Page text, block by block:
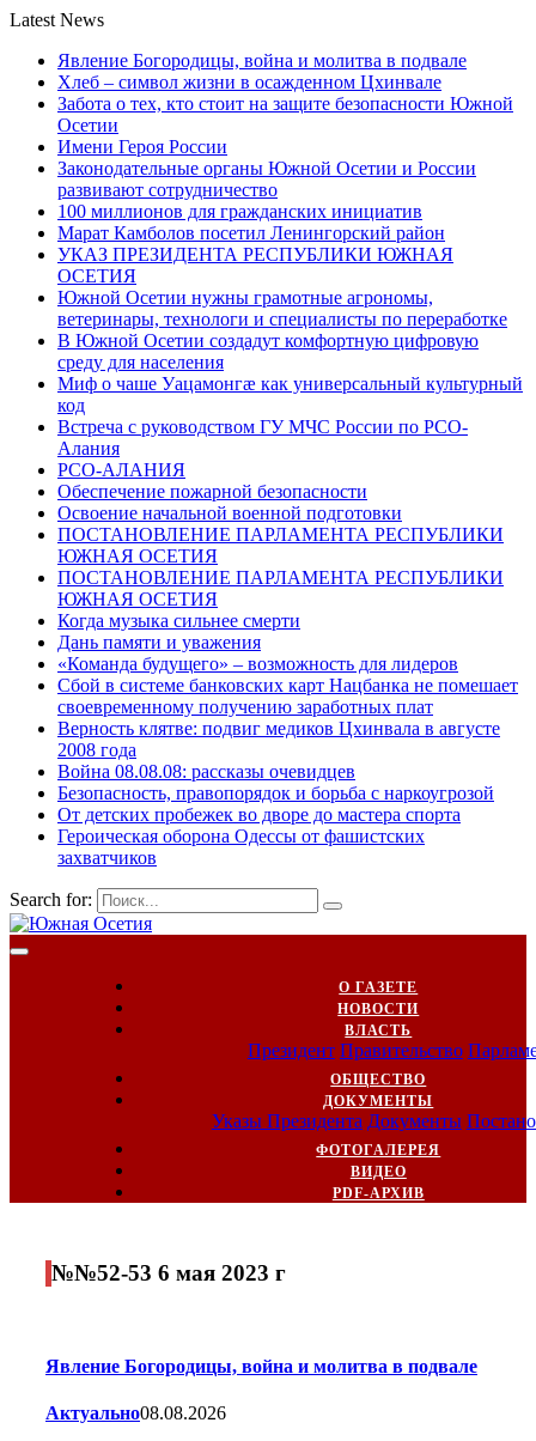
Latest News
Явление Богородицы, война и молитва в подвале
Хлеб – символ жизни в осажденном Цхинвале
Забота о тех, кто стоит на защите безопасности Южной
Осетии
Имени Героя России
Законодательные органы Южной Осетии и России
развивают сотрудничество
100 миллионов для гражданских инициатив
Марат Камболов посетил Ленингорский район
УКАЗ ПРЕЗИДЕНТА РЕСПУБЛИКИ ЮЖНАЯ
ОСЕТИЯ
Южной Осетии нужны грамотные агрономы,
ветеринары, технологи и специалисты по переработке
В Южной Осетии создадут комфортную цифровую
среду для населения
Миф о чаше Уацамонгæ как универсальный культурный
код
Встреча с руководством ГУ МЧС России по РСО-
Алания
РСО-АЛАНИЯ
Обеспечение пожарной безопасности
Освоение начальной военной подготовки
ПОСТАНОВЛЕНИЕ ПАРЛАМЕНТА РЕСПУБЛИКИ
ЮЖНАЯ ОСЕТИЯ
ПОСТАНОВЛЕНИЕ ПАРЛАМЕНТА РЕСПУБЛИКИ
ЮЖНАЯ ОСЕТИЯ
Когда музыка сильнее смерти
Дань памяти и уважения
«Команда будущего» – возможность для лидеров
Сбой в системе банковских карт Нацбанка не помешает
своевременному получению заработных плат
Верность клятве: подвиг медиков Цхинвала в августе
2008 года
Война 08.08.08: рассказы очевидцев
Безопасность, правопорядок и борьба с наркоугрозой
От детских пробежек во дворе до мастера спорта
Героическая оборона Одессы от фашистских
захватчиков
Search for:
О ГАЗЕТЕ
НОВОСТИ
ВЛАСТЬ
Президент Правительство
ОБЩЕСТВО
ДОКУМЕНТЫ
Указы Президента Документы
ФОТОГАЛЕРЕЯ
ВИДЕО
PDF-АРХИВ
№№52-53 6 мая 2023 г
Явление Богородицы, война и молитва в подвале
Актуально08.08.2026